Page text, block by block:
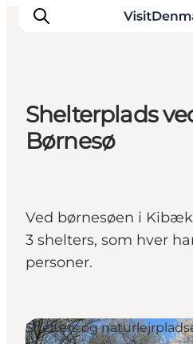
Inspirasjon
Planlegg reisen
Shelterplads
Børnesø
Ved børnesøen i
3 shelters, som hver
personer.
Shelters og